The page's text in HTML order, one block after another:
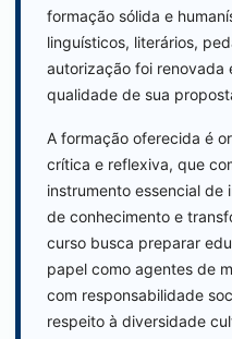
formação sólida e
linguísticos, literários,
autorização foi renovada
qualidade de sua
A formação oferecida é
crítica e reflexiva, que
instrumento essencial de
de conhecimento e
curso busca preparar
papel como agentes de
com responsabilidade
respeito à diversidade